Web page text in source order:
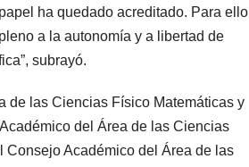
ha quedado acreditado. Para ello
a la autonomía y a libertad de
subrayó.
de las Ciencias Físico Matemáticas y
del Área de las Ciencias
Consejo Académico del Área de las